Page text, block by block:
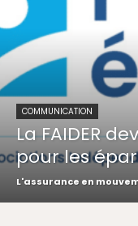
COMMUNICATION
La FAIDER
pour les
L'assurance en